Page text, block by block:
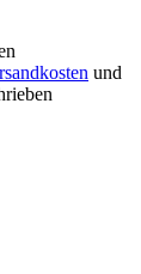
und